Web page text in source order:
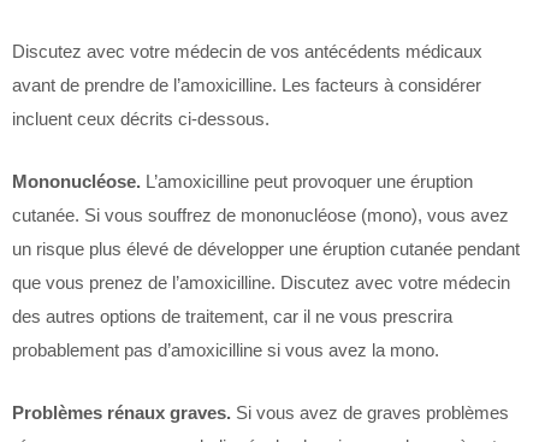
Discutez avec votre médecin de vos antécédents médicaux
avant de prendre de l’amoxicilline. Les facteurs à considérer
incluent ceux décrits ci-dessous.
Mononucléose. L’amoxicilline peut provoquer une éruption
cutanée. Si vous souffrez de mononucléose (mono), vous avez
un risque plus élevé de développer une éruption cutanée pendant
que vous prenez de l’amoxicilline. Discutez avec votre médecin
des autres options de traitement, car il ne vous prescrira
probablement pas d’amoxicilline si vous avez la mono.
Problèmes rénaux graves. Si vous avez de graves problèmes